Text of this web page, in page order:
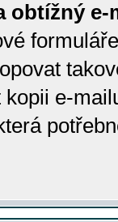
obtížný
e-